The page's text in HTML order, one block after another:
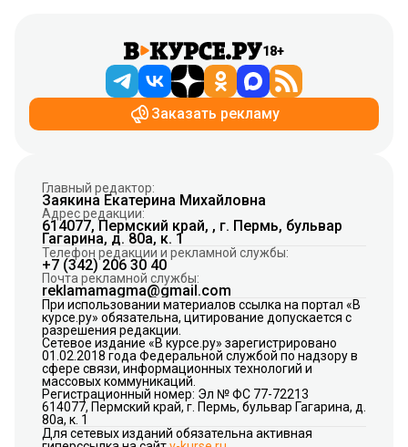
18+
Заказать рекламу
Главный редактор:
Заякина Екатерина Михайловна
Адрес редакции:
614077, Пермский край, , г. Пермь, бульвар
Гагарина, д. 80а, к. 1
Телефон редакции и рекламной службы:
+7 (342) 206 30 40
Почта рекламной службы:
reklamamagma@gmail.com
При использовании материалов ссылка на портал «В
курсе.ру» обязательна, цитирование допускается с
разрешения редакции.
Сетевое издание «В курсе.ру» зарегистрировано
01.02.2018 года Федеральной службой по надзору в
сфере связи, информационных технологий и
массовых коммуникаций.
Регистрационный номер: Эл № ФС 77-72213
614077, Пермский край, г. Пермь, бульвар Гагарина, д.
80а, к. 1
Для сетевых изданий обязательна активная